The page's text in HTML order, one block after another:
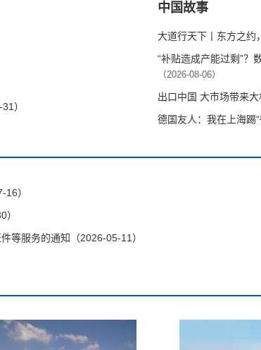
）
中国故事
大道行天下丨东方之
“补贴造成产能过剩”
（2026-08-06）
出口中国 大市场带来大
德国友人：我在上海踢“
）
等服务的通知（2026-05-11）